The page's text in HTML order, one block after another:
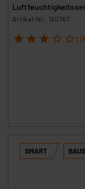
powered by
Artikel-Nr. 160767
1 2 3 4 5